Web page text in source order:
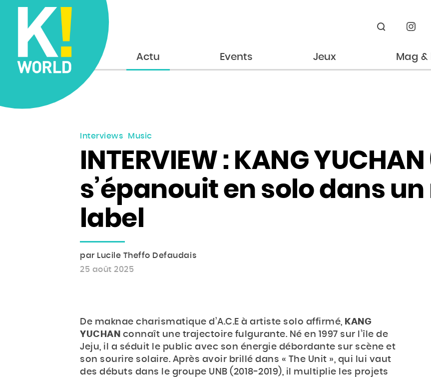
Rechercher
Accueil Actu Events Jeux Mag &
Interviews Music
INTERVIEW : KANG
s’épanouit en solo dans
label
par Lucile Theffo Defaudais
25 août 2025
De maknae charismatique d’A.C.E à artiste solo affirmé, KANG
YUCHAN connaît une trajectoire fulgurante. Né en 1997 sur l’île de
Jeju, il a séduit le public avec son énergie débordante sur scène et
son sourire solaire. Après avoir brillé dans « The Unit », qui lui vaut
des débuts dans le groupe UNB (2018-2019), il multiplie les projets